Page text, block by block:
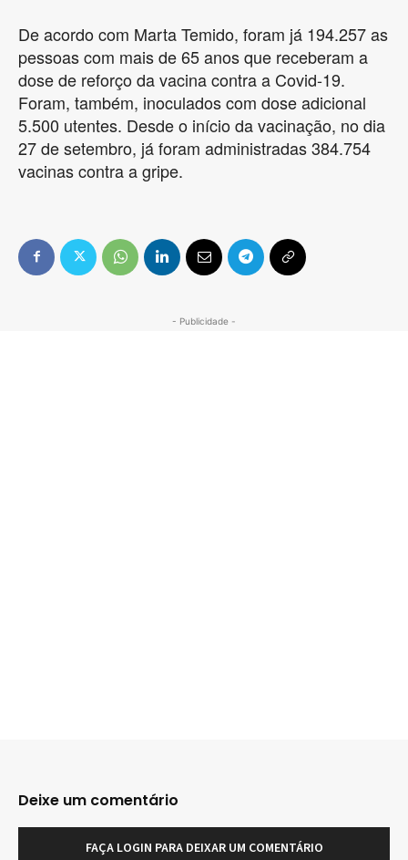
De acordo com Marta Temido, foram já 194.257 as
pessoas com mais de 65 anos que receberam a
dose de reforço da vacina contra a Covid-19.
Foram, também, inoculados com dose adicional
5.500 utentes. Desde o início da vacinação, no dia
27 de setembro, já foram administradas 384.754
vacinas contra a gripe.
- Publicidade -
Deixe um comentário
FAÇA LOGIN PARA DEIXAR UM COMENTÁRIO